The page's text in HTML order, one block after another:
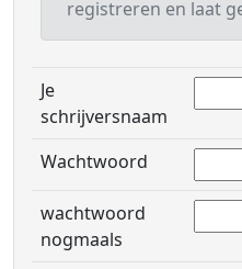
registreren en laat
Je
schrijversnaam
Wachtwoord
wachtwoord
nogmaals